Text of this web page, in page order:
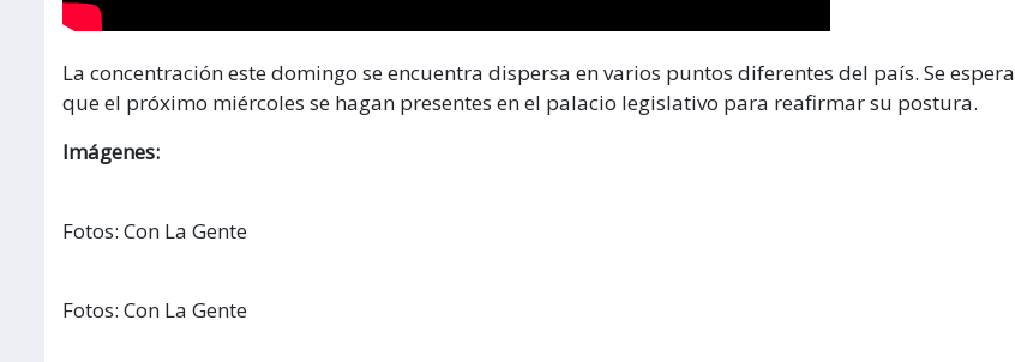
La concentración este domingo se encuentra dispersa en varios puntos diferentes del país. Se espera
que el próximo miércoles se hagan presentes en el palacio legislativo para reafirmar su postura.
Imágenes:
Fotos: Con La Gente
Fotos: Con La Gente